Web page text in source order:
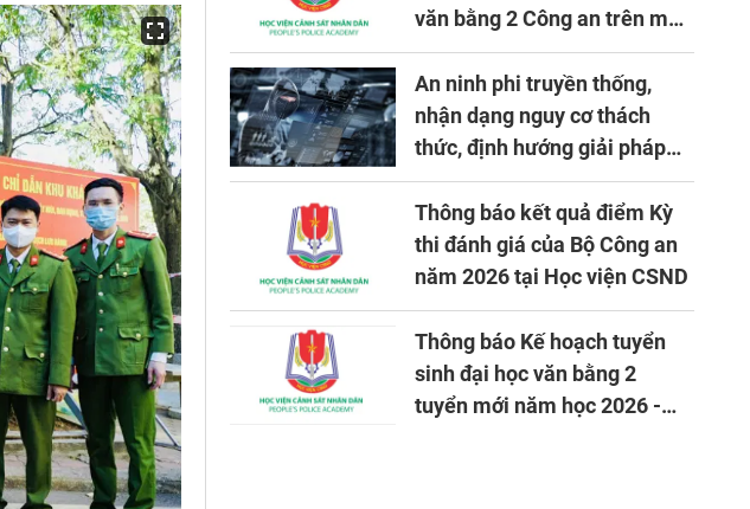
văn bằng 2 Công an trên máy
tính
An ninh phi truyền thống,
nhận dạng nguy cơ thách
thức, định hướng giải pháp
đảm bảo an ninh quốc gia
trong tình hình hiện nay
Thông báo kết quả điểm Kỳ
thi đánh giá của Bộ Công an
năm 2026 tại Học viện CSND
Thông báo Kế hoạch tuyển
sinh đại học văn bằng 2
tuyển mới năm học 2026 -